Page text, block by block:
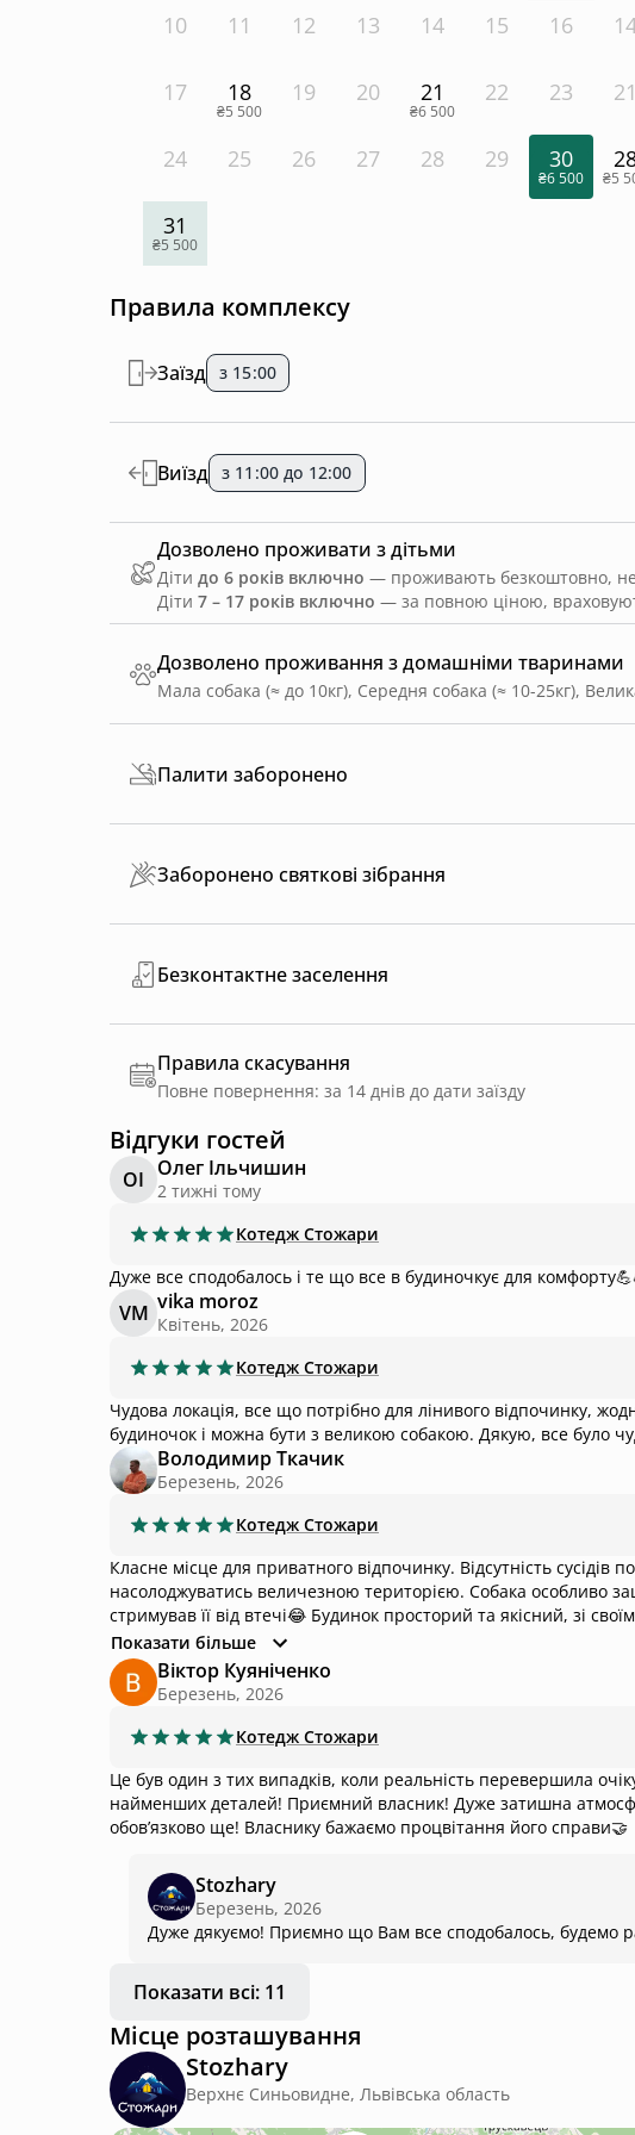
10 11 12 13 14 15 16
17 18
₴5 500
19 20 21
₴6 500
22 23
24 25 26 27 28 29 30
₴6 500
31
₴5 500
21
₴5
Правила комплексу
Дозволено проживання з домашніми тваринами
Мала собака (≈ до 10кг), Середня собака (≈ 10-25кг),
Заїзд з 15:00
Виїзд з 11:00 до 12:00
Дозволено проживати з дітьми
Діти до 6 років включно — проживають безкоштовно, не
Діти 7 – 17 років включно — за повною ціною,
Палити заборонено
Заборонено святкові зібрання
Безконтактне заселення
Правила скасування
Повне повернення: за 14 днів до дати заїзду
Відгуки гостей
ОІ Олег Ільчишин
2 тижні тому
Котедж Стожари
Дуже все сподобалось і те що все в будиночкує для
VM vika moroz
Квітень, 2026
Котедж Стожари
Чудова локація, все що потрібно для лінивого відпочинку,
будиночок і можна бути з великою собакою. Дякую, все було
Володимир Ткачик
Березень, 2026
Котедж Стожари
Класне місце для приватного відпочинку. Відсутність сусідів
насолоджуватись величезною територією. Собака особливо
стримував її від втечі😂 Будинок просторий та якісний, зі
книги з верхніх полиць; чи чарівна паличка, якою можна
place та чан відразу на терасі. Неймовірно круте місце, з яким пов’язані
настолку, яка входить у комплектацію будинку😂
Показати більше
Віктор Куяніченко
Березень, 2026
Котедж Стожари
Це був один з тих випадків, коли реальність перевершила
найменших деталей! Приємний власник! Дуже затишна
обовʼязково ще! Власнику бажаємо процвітання його справи🤝
Stozhary
Березень, 2026
Дуже дякуємо! Приємно що Вам все сподобалось, будемо
Показати всі: 11
Місце розташування
Stozhary
Верхнє Синьовидне, Львівська область